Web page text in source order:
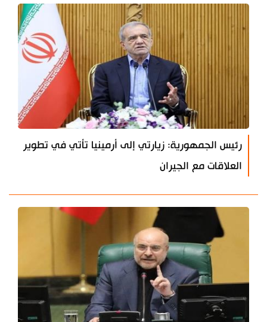
رئيس الجمهورية: زيارتي إلى أرمينيا تأتي في تطوير
العلاقات مع الجيران